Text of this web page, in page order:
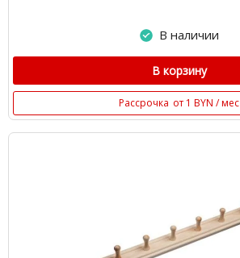
В наличии
В корзину
Рассрочка от 1 BYN / мес